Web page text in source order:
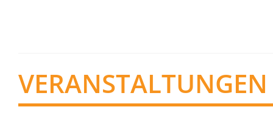
VERANSTALTUNGEN